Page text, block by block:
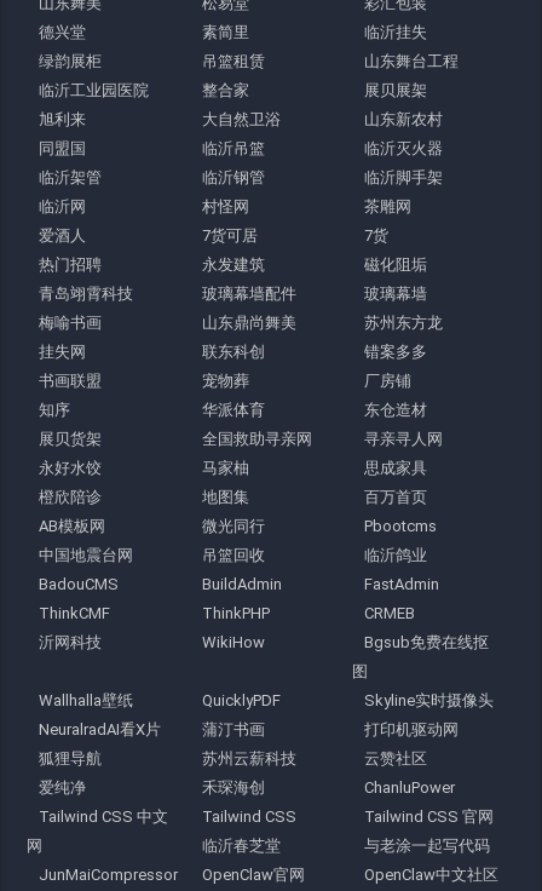
德兴堂
素简里
临沂挂失
绿韵展柜
吊篮租赁
山东舞台工程
临沂工业园医院
整合家
展贝展架
旭利来
大自然卫浴
山东新农村
同盟国
临沂吊篮
临沂灭火器
临沂架管
临沂钢管
临沂脚手架
临沂网
村怪网
茶雕网
爱酒人
7货可居
7货
热门招聘
永发建筑
磁化阻垢
青岛翊霄科技
玻璃幕墙配件
玻璃幕墙
梅喻书画
山东鼎尚舞美
苏州东方龙
挂失网
联东科创
错案多多
书画联盟
宠物葬
厂房铺
知序
华派体育
东仓造材
展贝货架
全国救助寻亲网
寻亲寻人网
永好水饺
马家柚
思成家具
橙欣陪诊
地图集
百万首页
AB模板网
微光同行
Pbootcms
中国地震台网
吊篮回收
临沂鸽业
BadouCMS
BuildAdmin
FastAdmin
ThinkCMF
ThinkPHP
CRMEB
沂网科技
WikiHow
Bgsub免费在线抠
图
Wallhalla壁纸
QuicklyPDF
Skyline实时摄像头
NeuralradAI看X片
蒲汀书画
打印机驱动网
狐狸导航
苏州云薪科技
云赞社区
爱纯净
禾琛海创
ChanluPower
Tailwind CSS 中文
网
Tailwind CSS
Tailwind CSS 官网
临沂春芝堂
与老涂一起写代码
JunMaiCompressor
OpenClaw官网
OpenClaw中文社区